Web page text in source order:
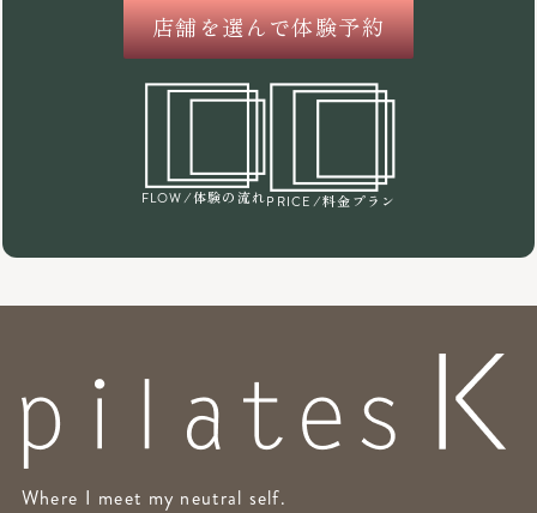
店舗を選んで体験予約
FLOW /体験の流れPRICE /料金プラン
Where I meet my neutral self.